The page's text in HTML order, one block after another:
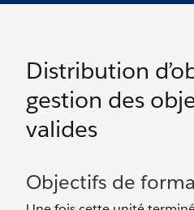
Distribution
gestion des
valides
Objectifs de